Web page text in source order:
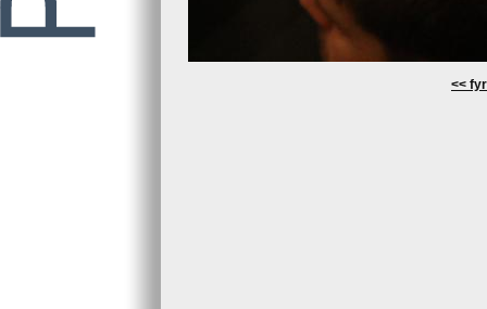
<<